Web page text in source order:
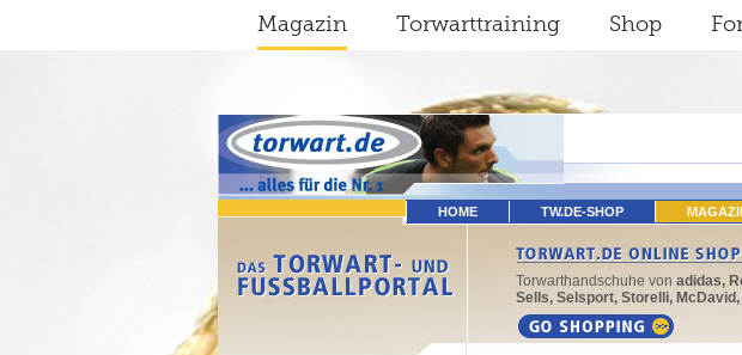
Magazin Torwarttraining Shop
HOME TW.DE-SHOP
Torwarthandschuhe von adidas,
Sells, Selsport, Storelli,